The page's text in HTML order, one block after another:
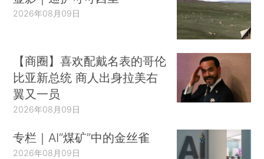
2026年08月09日
【商圈】喜欢配戴名表的哥伦
比亚新总统 商人出身拉美右
翼又一员
2026年08月09日
专栏｜AI“煤矿”中的金丝雀
2026年08月09日